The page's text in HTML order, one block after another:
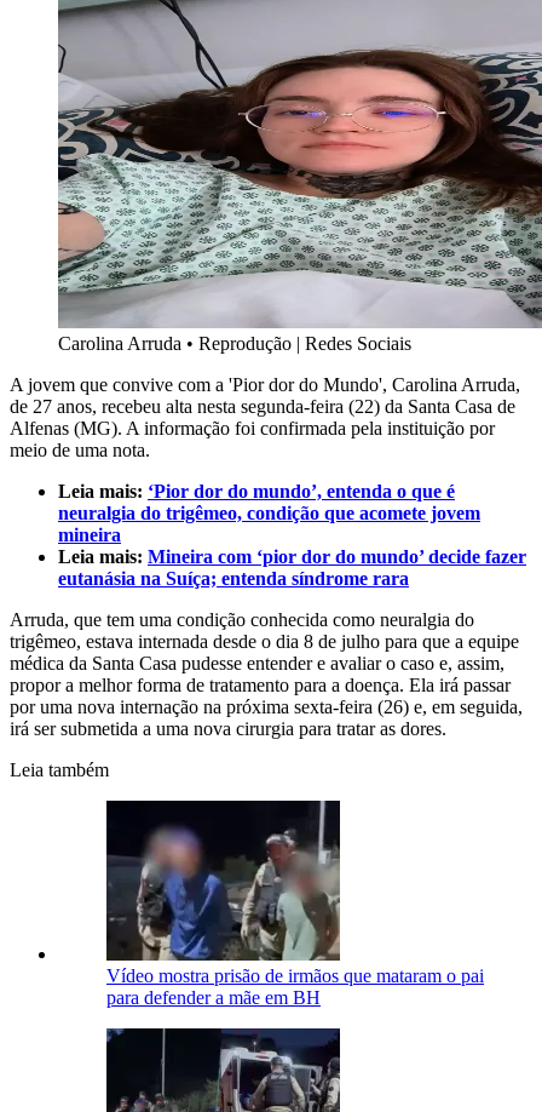
Carolina Arruda • Reprodução | Redes Sociais
A jovem que convive com a 'Pior dor do Mundo', Carolina Arruda,
de 27 anos, recebeu alta nesta segunda-feira (22) da Santa Casa de
Alfenas (MG). A informação foi confirmada pela instituição por
meio de uma nota.
Leia mais: ‘Pior dor do mundo’, entenda o que é
neuralgia do trigêmeo, condição que acomete jovem
mineira
Leia mais: Mineira com ‘pior dor do mundo’ decide fazer
eutanásia na Suíça; entenda síndrome rara
Arruda, que tem uma condição conhecida como neuralgia do
trigêmeo, estava internada desde o dia 8 de julho para que a equipe
médica da Santa Casa pudesse entender e avaliar o caso e, assim,
propor a melhor forma de tratamento para a doença. Ela irá passar
por uma nova internação na próxima sexta-feira (26) e, em seguida,
irá ser submetida a uma nova cirurgia para tratar as dores.
Leia também
Vídeo mostra prisão de irmãos que mataram o pai
para defender a mãe em BH